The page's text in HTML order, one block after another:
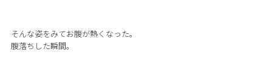
そんな姿をみてお腹が熱くなった。
腹落ちした瞬間。